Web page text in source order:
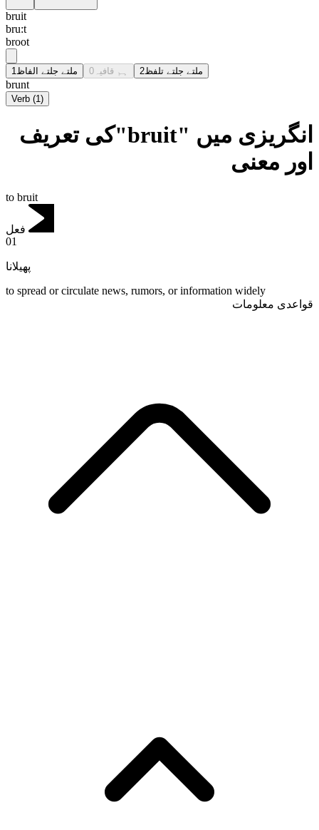
bruit
bru:t
broot
ملتے جلتے الفاظ 1 ہم قافیہ 0 ملتے جلتے تلفظ2
brunt
Verb (1)
انگریزی میں "bruit"کی تعریف
اور معنی
to bruit
فعل
01
پھیلانا
to spread or circulate news, rumors, or information widely
قواعدی معلومات